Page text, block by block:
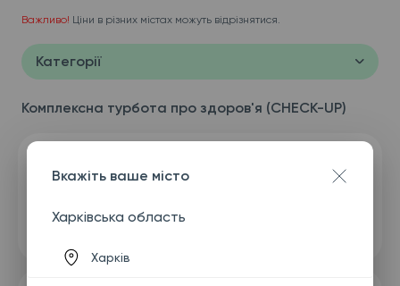
Важливо! Ціни в різних містах можуть відрізнятися.
Категорії
Комплексна турбота про здоров'я (CHECK-UP)
Вкажіть ваше місто
Харківська область
Харків